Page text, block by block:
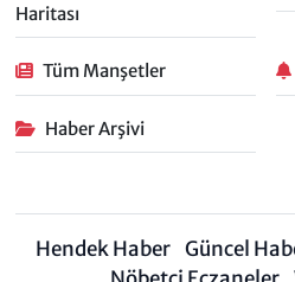
Haritası
Tüm Manşetler
Haber Arşivi
Hendek Haber Güncel